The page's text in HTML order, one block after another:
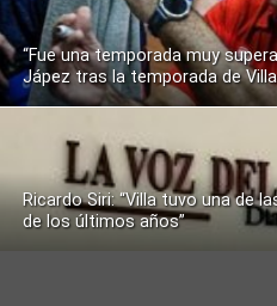
“Fue una temporada muy
Jápez tras la temporada de
Ricardo Siri: “Villa tuvo una de
de los últimos años”